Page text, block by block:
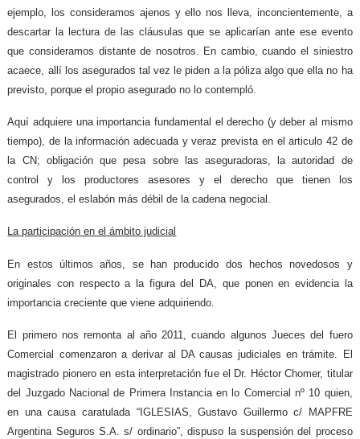
ejemplo, los consideramos ajenos y ello nos lleva, inconcientemente, a
descartar la lectura de las cláusulas que se aplicarían ante ese evento
que consideramos distante de nosotros. En cambio, cuando el siniestro
acaece, allí los asegurados tal vez le piden a la póliza algo que ella no ha
previsto, porque el propio asegurado no lo contempló.
Aquí adquiere una importancia fundamental el derecho (y deber al mismo
tiempo), de la información adecuada y veraz prevista en el articulo 42 de
la CN; obligación que pesa sobre las aseguradoras, la autoridad de
control y los productores asesores y el derecho que tienen los
asegurados, el eslabón más débil de la cadena negocial.
La participación en el ámbito judicial
En estos últimos años, se han producido dos hechos novedosos y
originales con respecto a la figura del DA, que ponen en evidencia la
importancia creciente que viene adquiriendo.
El primero nos remonta al año 2011, cuando algunos Jueces del fuero
Comercial comenzaron a derivar al DA causas judiciales en trámite. El
magistrado pionero en esta interpretación fue el Dr. Héctor Chomer, titular
del Juzgado Nacional de Primera Instancia en lo Comercial nº 10 quien,
en una causa caratulada “IGLESIAS, Gustavo Guillermo c/ MAPFRE
Argentina Seguros S.A. s/ ordinario”,dispuso la suspensión del proceso